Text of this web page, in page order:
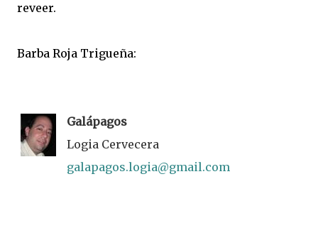
reveer.
Barba Roja Trigueña:
Galápagos
Logia Cervecera
galapagos.logia@gmail.com